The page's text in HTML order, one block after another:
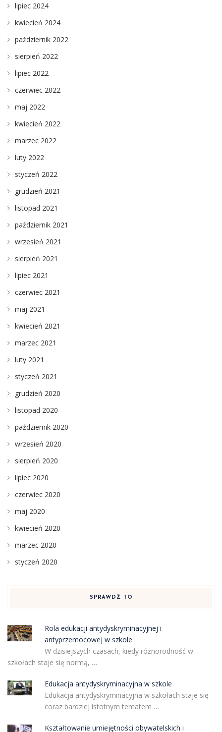
lipiec 2024
kwiecień 2024
październik 2022
sierpień 2022
lipiec 2022
czerwiec 2022
maj 2022
kwiecień 2022
marzec 2022
luty 2022
styczeń 2022
grudzień 2021
listopad 2021
październik 2021
wrzesień 2021
sierpień 2021
lipiec 2021
czerwiec 2021
maj 2021
kwiecień 2021
marzec 2021
luty 2021
styczeń 2021
grudzień 2020
listopad 2020
październik 2020
wrzesień 2020
sierpień 2020
lipiec 2020
czerwiec 2020
maj 2020
kwiecień 2020
marzec 2020
styczeń 2020
SPRAWDŹ TO
Rola edukacji antydyskryminacyjnej i
antyprzemocowej w szkole
W dzisiejszych czasach, kiedy różnorodność w
szkołach staje się normą, …
Edukacja antydyskryminacyjna w szkole
Edukacja antydyskryminacyjna w szkołach staje się
coraz bardziej istotnym tematem …
Kształtowanie umiejętności obywatelskich i